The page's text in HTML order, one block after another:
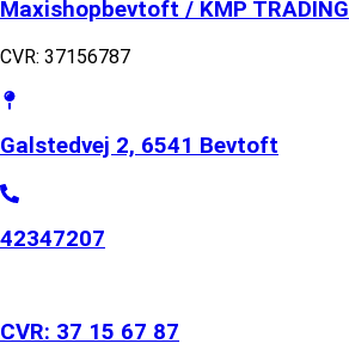
Maxishopbevtoft / KMP TRADING
CVR: 37156787
Galstedvej 2, 6541 Bevtoft
42347207
CVR: 37 15 67 87